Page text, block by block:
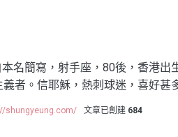
本名簡寫，射手座，80後，香港
義者。信耶穌，熱刺球迷，喜好甚
shungyeung.com/ 文章已創建 684